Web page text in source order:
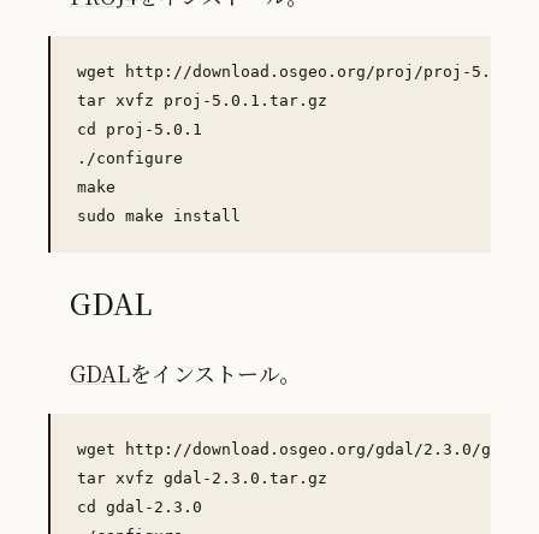
wget http://download.osgeo.org/proj/proj-
tar xvfz proj-5.0.1.tar.gz
cd proj-5.0.1
./configure
make
GDAL
GDALをインストール。
wget http://download.osgeo.org/gdal/2.3.0/
tar xvfz gdal-2.3.0.tar.gz
cd gdal-2.3.0